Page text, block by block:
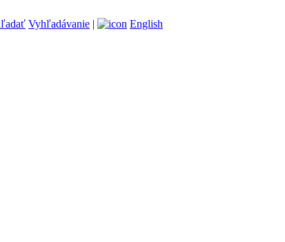
Vyhľadávanie | English